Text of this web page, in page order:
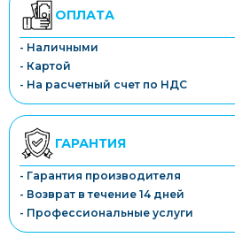
ОПЛАТА
- Наличными
- Картой
- На расчетный счет по НДС
ГАРАНТИЯ
- Гарантия производителя
- Возврат в течение 14 дней
- Профессиональные услуги